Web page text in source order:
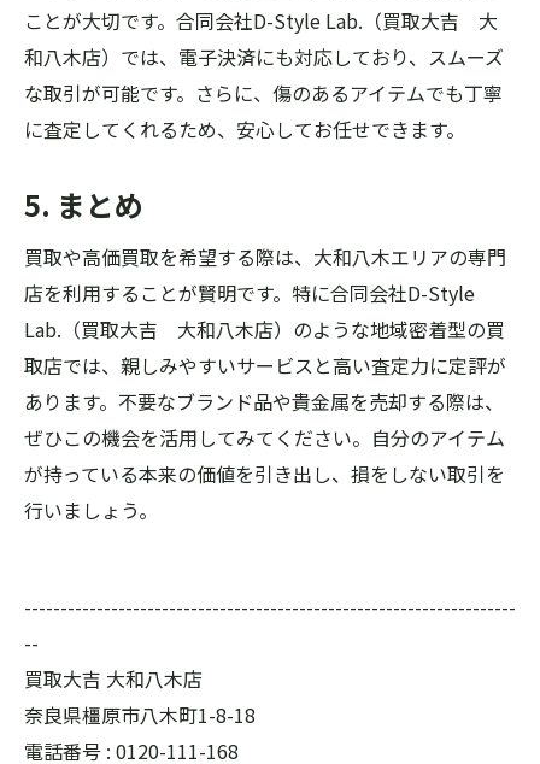
ことが大切です。合同会社D-Style Lab.（買取大吉 大
和八木店）では、電子決済にも対応しており、スムーズ
な取引が可能です。さらに、傷のあるアイテムでも丁寧
に査定してくれるため、安心してお任せできます。
5. まとめ
買取や高価買取を希望する際は、大和八木エリアの専門
店を利用することが賢明です。特に合同会社D-Style
Lab.（買取大吉 大和八木店）のような地域密着型の買
取店では、親しみやすいサービスと高い査定力に定評が
あります。不要なブランド品や貴金属を売却する際は、
ぜひこの機会を活用してみてください。自分のアイテム
が持っている本来の価値を引き出し、損をしない取引を
行いましょう。
--------------------------------------------------------------------
--
買取大吉 大和八木店
奈良県橿原市八木町1-8-18
電話番号 : 0120-111-168